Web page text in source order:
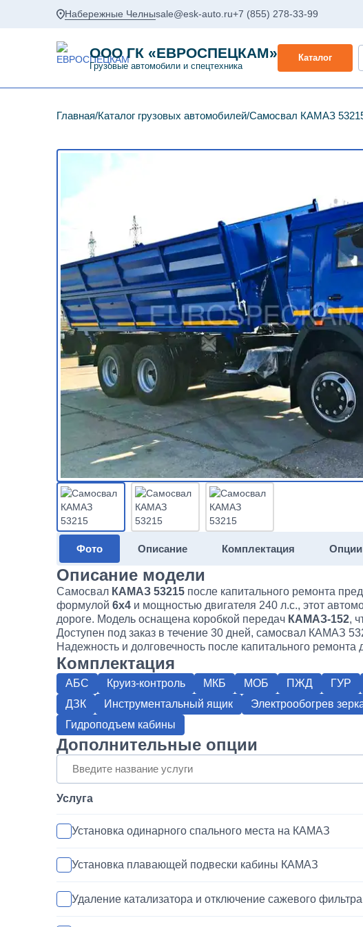
Набережные Челныsale@esk-auto.ru+7 (855) 278-33-99
ООО ГК «ЕВРОСПЕЦКАМ»
Грузовые автомобили и спецтехника
Каталог
Главная Каталог грузовых автомобилей Самосвал КАМАЗ
Фото Описание Комплектация Опции
Описание модели
Самосвал КАМАЗ 53215 после капитального ремонта
формулой 6х4 и мощностью двигателя 240 л.с., этот
дороге. Модель оснащена коробкой передач КАМАЗ-152,
Доступен под заказ в течение 30 дней, самосвал КАМАЗ
Надежность и долговечность после капитального
Комплектация
АБС Круиз-контроль МКБ МОБ ПЖД ГУР
ДЗК
Инструментальный ящик Электрообогрев
Гидроподъем кабины
Дополнительные опции
Услуга
Установка одинарного спального места на КАМАЗ
Установка плавающей подвески кабины КАМАЗ
Удаление катализатора и отключение сажевого